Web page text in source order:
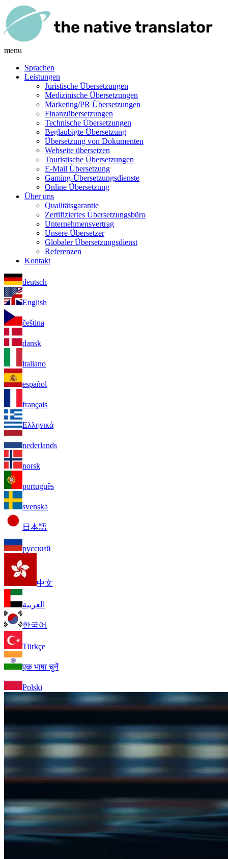
menu
Sprachen
Leistungen
Juristische Übersetzungen
Medizinische Übersetzungen
Marketing/PR Übersetzungen
Finanzübersetzungen
Technische Übersetzungen
Beglaubigte Übersetzung
Übersetzung von Dokumenten
Webseite übersetzen
Touristische Übersetzungen
E-Mail Übersetzung
Gaming-Übersetzungsdienste
Online Übersetzung
Über uns
Qualitätsgarantie
Zertifiziertes Übersetzungsbüro
Unternehmensvertrag
Unsere Übersetzer
Globaler Übersetzungsdienst
Referenzen
Kontakt
deutsch
English
čeština
dansk
italiano
español
français
Ελληνικά
nederlands
norsk
português
svenska
日本語
русский
中文
العربية
한국어
Türkçe
एक भाषा चुनें
Polski